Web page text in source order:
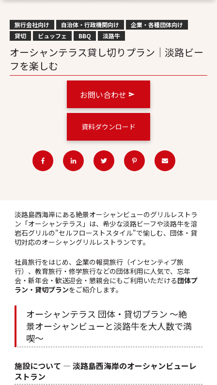
旅行会社向け 自治体・行政機関向け
企業・各種団体向け
貸切
ビュッフェ BBQ 淡路牛
オーシャンテラス貸し切りプラン｜淡路ビー
フを楽しむ
お問い合わせ
資料ダウンロード
淡路島西海岸にある絶景オーシャンビューのグリルレストラ
ン「オーシャンテラス」は、希少な淡路ビーフや淡路牛を溶
岩石グリルの"セルフローストスタイル"で愉しむ、団体・貸
切対応のオーシャングリルレストランです。
社員旅行をはじめ、企業の報奨旅行（インセンティブ旅
行）、教育旅行・修学旅行などの団体利用に人気で、忘年
会・新年会・歓送迎会・懇親会にもご利用いただける団体プ
ラン・貸切プランをご紹介します。
オーシャンテラス 団体・貸切プラン ～絶
景オーシャンビューと淡路牛を大人数で満
喫～
施設について ― 淡路島西海岸のオーシャンビューレ
ストラン